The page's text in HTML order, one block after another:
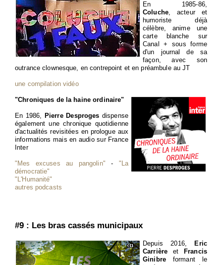
En 1985-86,
Coluche, acteur et
humoriste déjà
célèbre, anime une
carte blanche sur
Canal + sous forme
d'un journal de sa
façon, avec son
outrance clownesque, en contrepoint et en préambule au JT
une compilation vidéo
"Chroniques de la haine ordinaire"
En 1986, Pierre Desproges dispense
également une chronique quotidienne
d'actualités revisitées en prologue aux
informations mais en audio sur France
Inter
"Mes excuses au pangolin" - "La
démocratie"
"L'Humanité"
autres podcasts
#9 : Les bras cassés municipaux
Depuis 2016,
Eric
Carrière et
Francis
Ginibreformant le